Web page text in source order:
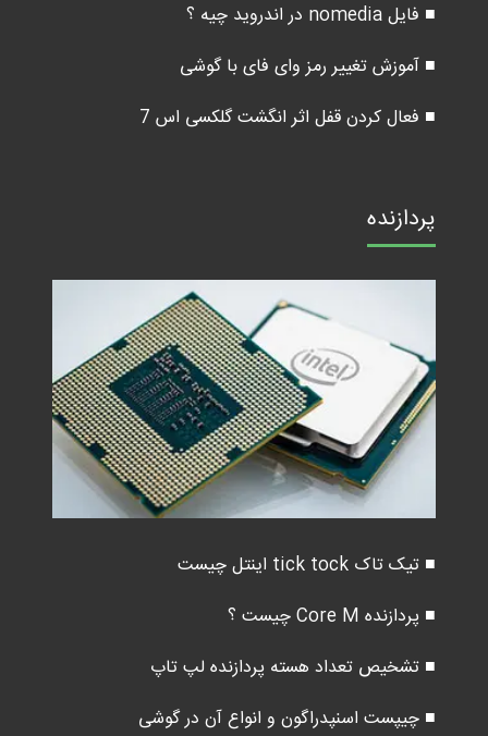
■ فایل nomedia در اندروید چیه ؟
■ آموزش تغییر رمز وای فای با گوشی
■ فعال کردن قفل اثر انگشت گلکسی اس 7
پردازنده
■ تیک تاک tick tock اینتل چیست
■ پردازنده Core M چیست ؟
■ تشخیص تعداد هسته پردازنده لپ تاپ
■ چیپست اسنپدراگون و انواع آن در گوشی